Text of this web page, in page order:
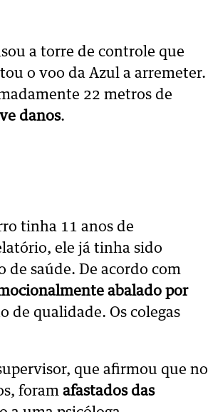
a torre de controle que
o voo da Azul a arremeter.
22 metros de
danos.
tinha 11 anos de
ele já tinha sido
saúde. De acordo com
abalado por
de qualidade. Os colegas
que afirmou que no
foram afastados das